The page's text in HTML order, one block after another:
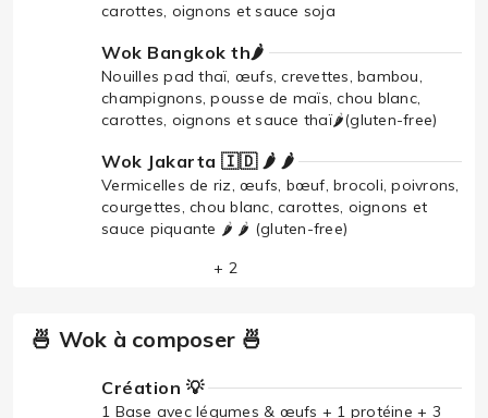
carottes, oignons et sauce soja
Wok Bangkok th🌶️
Nouilles pad thaï, œufs, crevettes, bambou,
champignons, pousse de maïs, chou blanc,
carottes, oignons et sauce thaï🌶️(gluten-free)
Wok Jakarta 🇮🇩 🌶️ 🌶️
Vermicelles de riz, œufs, bœuf, brocoli, poivrons,
courgettes, chou blanc, carottes, oignons et
sauce piquante 🌶️ 🌶️ (gluten-free)
+ 2
🍜 Wok à composer 🍜
Création 💡
1 Base avec légumes & œufs + 1 protéine + 3